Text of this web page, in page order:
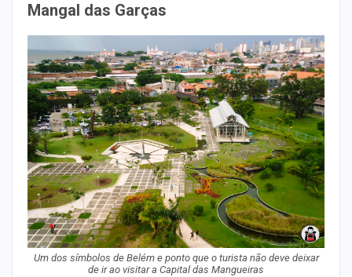
Mangal das Garças
Um dos símbolos de Belém e ponto que o turista não deve deixar
de ir ao visitar a Capital das Mangueiras